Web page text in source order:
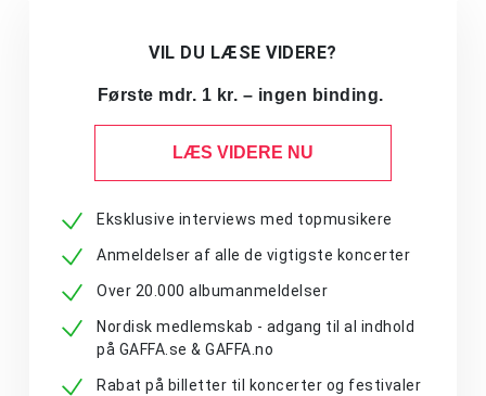
VIL DU LÆSE VIDERE?
Første mdr. 1 kr. – ingen binding.
LÆS VIDERE NU
Eksklusive interviews med topmusikere
Anmeldelser af alle de vigtigste koncerter
Over 20.000 albumanmeldelser
Nordisk medlemskab - adgang til al indhold
på GAFFA.se & GAFFA.no
Rabat på billetter til koncerter og festivaler